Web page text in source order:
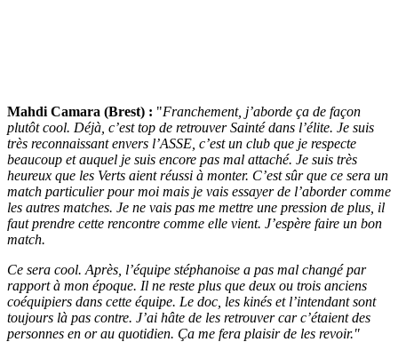
Mahdi Camara (Brest) : "Franchement, j’aborde ça de façon
plutôt cool. Déjà, c’est top de retrouver Sainté dans l’élite. Je suis
très reconnaissant envers l’ASSE, c’est un club que je respecte
beaucoup et auquel je suis encore pas mal attaché. Je suis très
heureux que les Verts aient réussi à monter. C’est sûr que ce sera un
match particulier pour moi mais je vais essayer de l’aborder comme
les autres matches. Je ne vais pas me mettre une pression de plus, il
faut prendre cette rencontre comme elle vient. J’espère faire un bon
match.
Ce sera cool. Après, l’équipe stéphanoise a pas mal changé par
rapport à mon époque. Il ne reste plus que deux ou trois anciens
coéquipiers dans cette équipe. Le doc, les kinés et l’intendant sont
toujours là pas contre. J’ai hâte de les retrouver car c’étaient des
personnes en or au quotidien. Ça me fera plaisir de les revoir."